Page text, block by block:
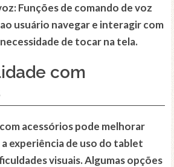
: Funções de comando de voz
usuário navegar e interagir com
de tocar na tela.
com
acessóriospode melhorar
experiência de uso do tablet
visuais. Algumas opções